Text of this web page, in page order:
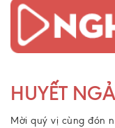
HUYẾT
Mời quý vị cùng đón